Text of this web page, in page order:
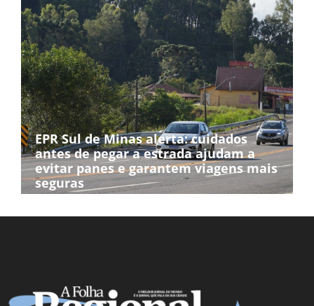
EPR Sul de Minas alerta: cuidados
antes de pegar a estrada ajudam a
evitar panes e garantem viagens mais
seguras